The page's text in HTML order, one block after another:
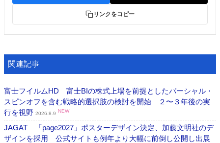
リンクをコピー
関連記事
富士フイルムHD 富士BIの株式上場を前提としたパーシャル・
スピンオフを含む戦略的選択肢の検討を開始 ２〜３年後の実
行を視野 2026.8.9 NEW
JAGAT 「page2027」ポスターデザイン決定、加藤文明社のデ
ザインを採用 公式サイトも例年より大幅に前倒し公開し出展